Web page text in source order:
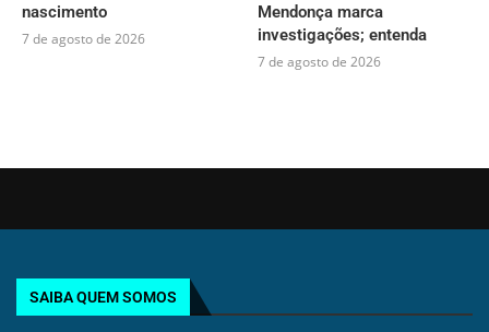
nascimento
7 de agosto de 2026
Mendonça marca
investigações; entenda
7 de agosto de 2026
SAIBA QUEM SOMOS